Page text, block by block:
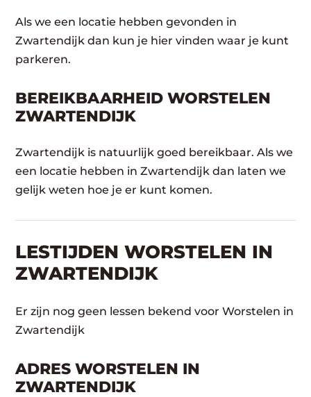
Als we een locatie hebben gevonden in
Zwartendijk dan kun je hier vinden waar je kunt
parkeren.
BEREIKBAARHEID WORSTELEN
ZWARTENDIJK
Zwartendijk is natuurlijk goed bereikbaar. Als we
een locatie hebben in Zwartendijk dan laten we
gelijk weten hoe je er kunt komen.
LESTIJDEN WORSTELEN IN
ZWARTENDIJK
Er zijn nog geen lessen bekend voor Worstelen in
Zwartendijk
ADRES WORSTELEN IN
ZWARTENDIJK